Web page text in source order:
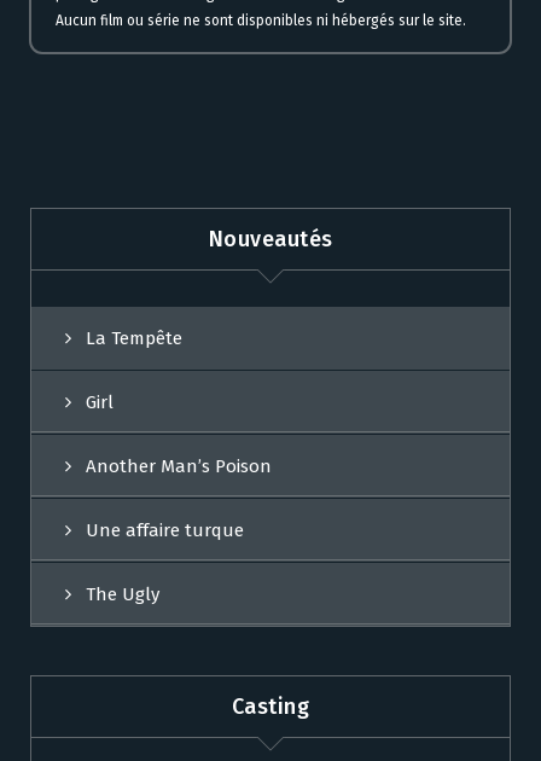
Aucun film ou série ne sont disponibles ni hébergés sur le site.
Nouveautés
La Tempête
Girl
Another Man’s Poison
Une affaire turque
The Ugly
Casting